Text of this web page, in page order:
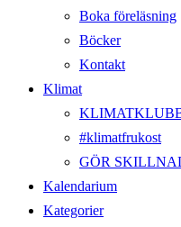
Boka föreläsning
Böcker
Kontakt
Klimat
#klimatfrukost
GÖR
Kalendarium
Kategorier